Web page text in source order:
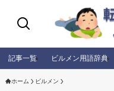
記事一覧 ビルメン用語辞典
ホーム ビルメン